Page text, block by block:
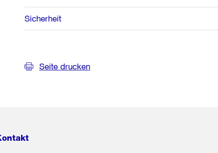
Sicherheit
Seite drucken